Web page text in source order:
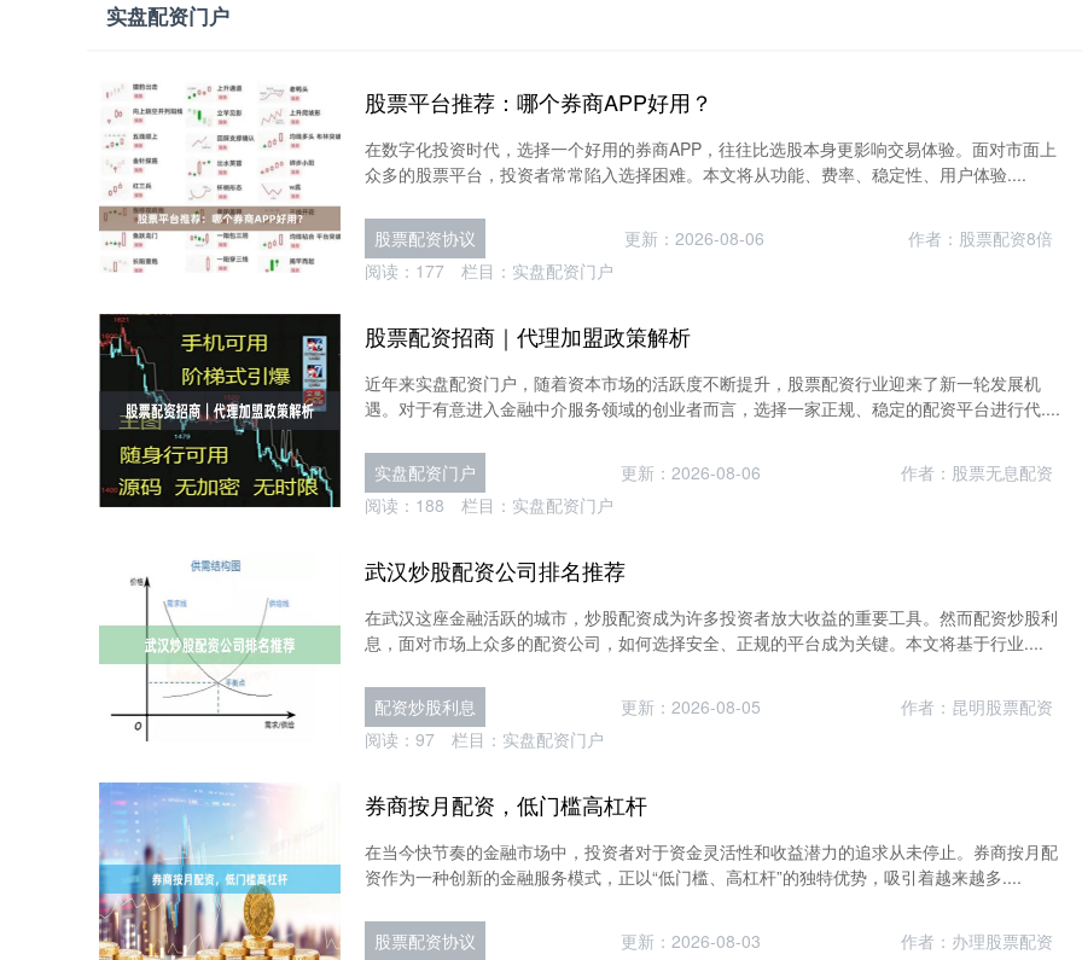
实盘配资门户
股票平台推荐：哪个券商APP好用？
在数字化投资时代，选择一个好用的券商APP，往往比选股本身更影响交易体验。面对市面上
众多的股票平台，投资者常常陷入选择困难。本文将从功能、费率、稳定性、用户体验....
股票配资协议 更新：2026-08-06
作者：股票配资8倍
阅读： 177 栏目： 实盘配资门户
股票配资招商｜代理加盟政策解析
近年来实盘配资门户，随着资本市场的活跃度不断提升，股票配资行业迎来了新一轮发展机
遇。对于有意进入金融中介服务领域的创业者而言，选择一家正规、稳定的配资平台进行代....
实盘配资门户 更新：2026-08-06
作者：股票无息配资
阅读： 188 栏目： 实盘配资门户
武汉炒股配资公司排名推荐
在武汉这座金融活跃的城市，炒股配资成为许多投资者放大收益的重要工具。然而配资炒股利
息，面对市场上众多的配资公司，如何选择安全、正规的平台成为关键。本文将基于行业....
配资炒股利息 更新：2026-08-05
作者：昆明股票配资
阅读： 97 栏目： 实盘配资门户
券商按月配资，低门槛高杠杆
在当今快节奏的金融市场中，投资者对于资金灵活性和收益潜力的追求从未停止。券商按月配
资作为一种创新的金融服务模式，正以“低门槛、高杠杆”的独特优势，吸引着越来越多....
股票配资协议 更新：2026-08-03
作者：办理股票配资